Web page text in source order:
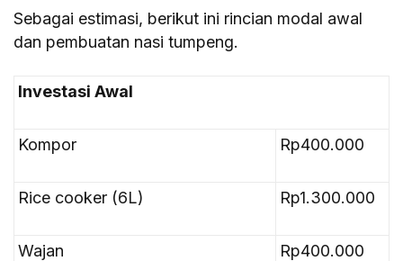
Sebagai estimasi, berikut ini rincian modal awal
dan pembuatan nasi tumpeng.
Investasi Awal
Kompor Rp400.000
Rice cooker (6L) Rp1.300.000
Wajan Rp400.000